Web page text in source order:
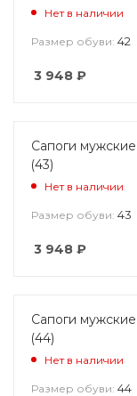
Нет в наличии
Размер обуви: 42
3 948 ₽
Сапоги
(43)
Нет в наличии
Размер обуви: 43
3 948 ₽
Сапоги
(44)
Нет в наличии
Размер обуви: 44